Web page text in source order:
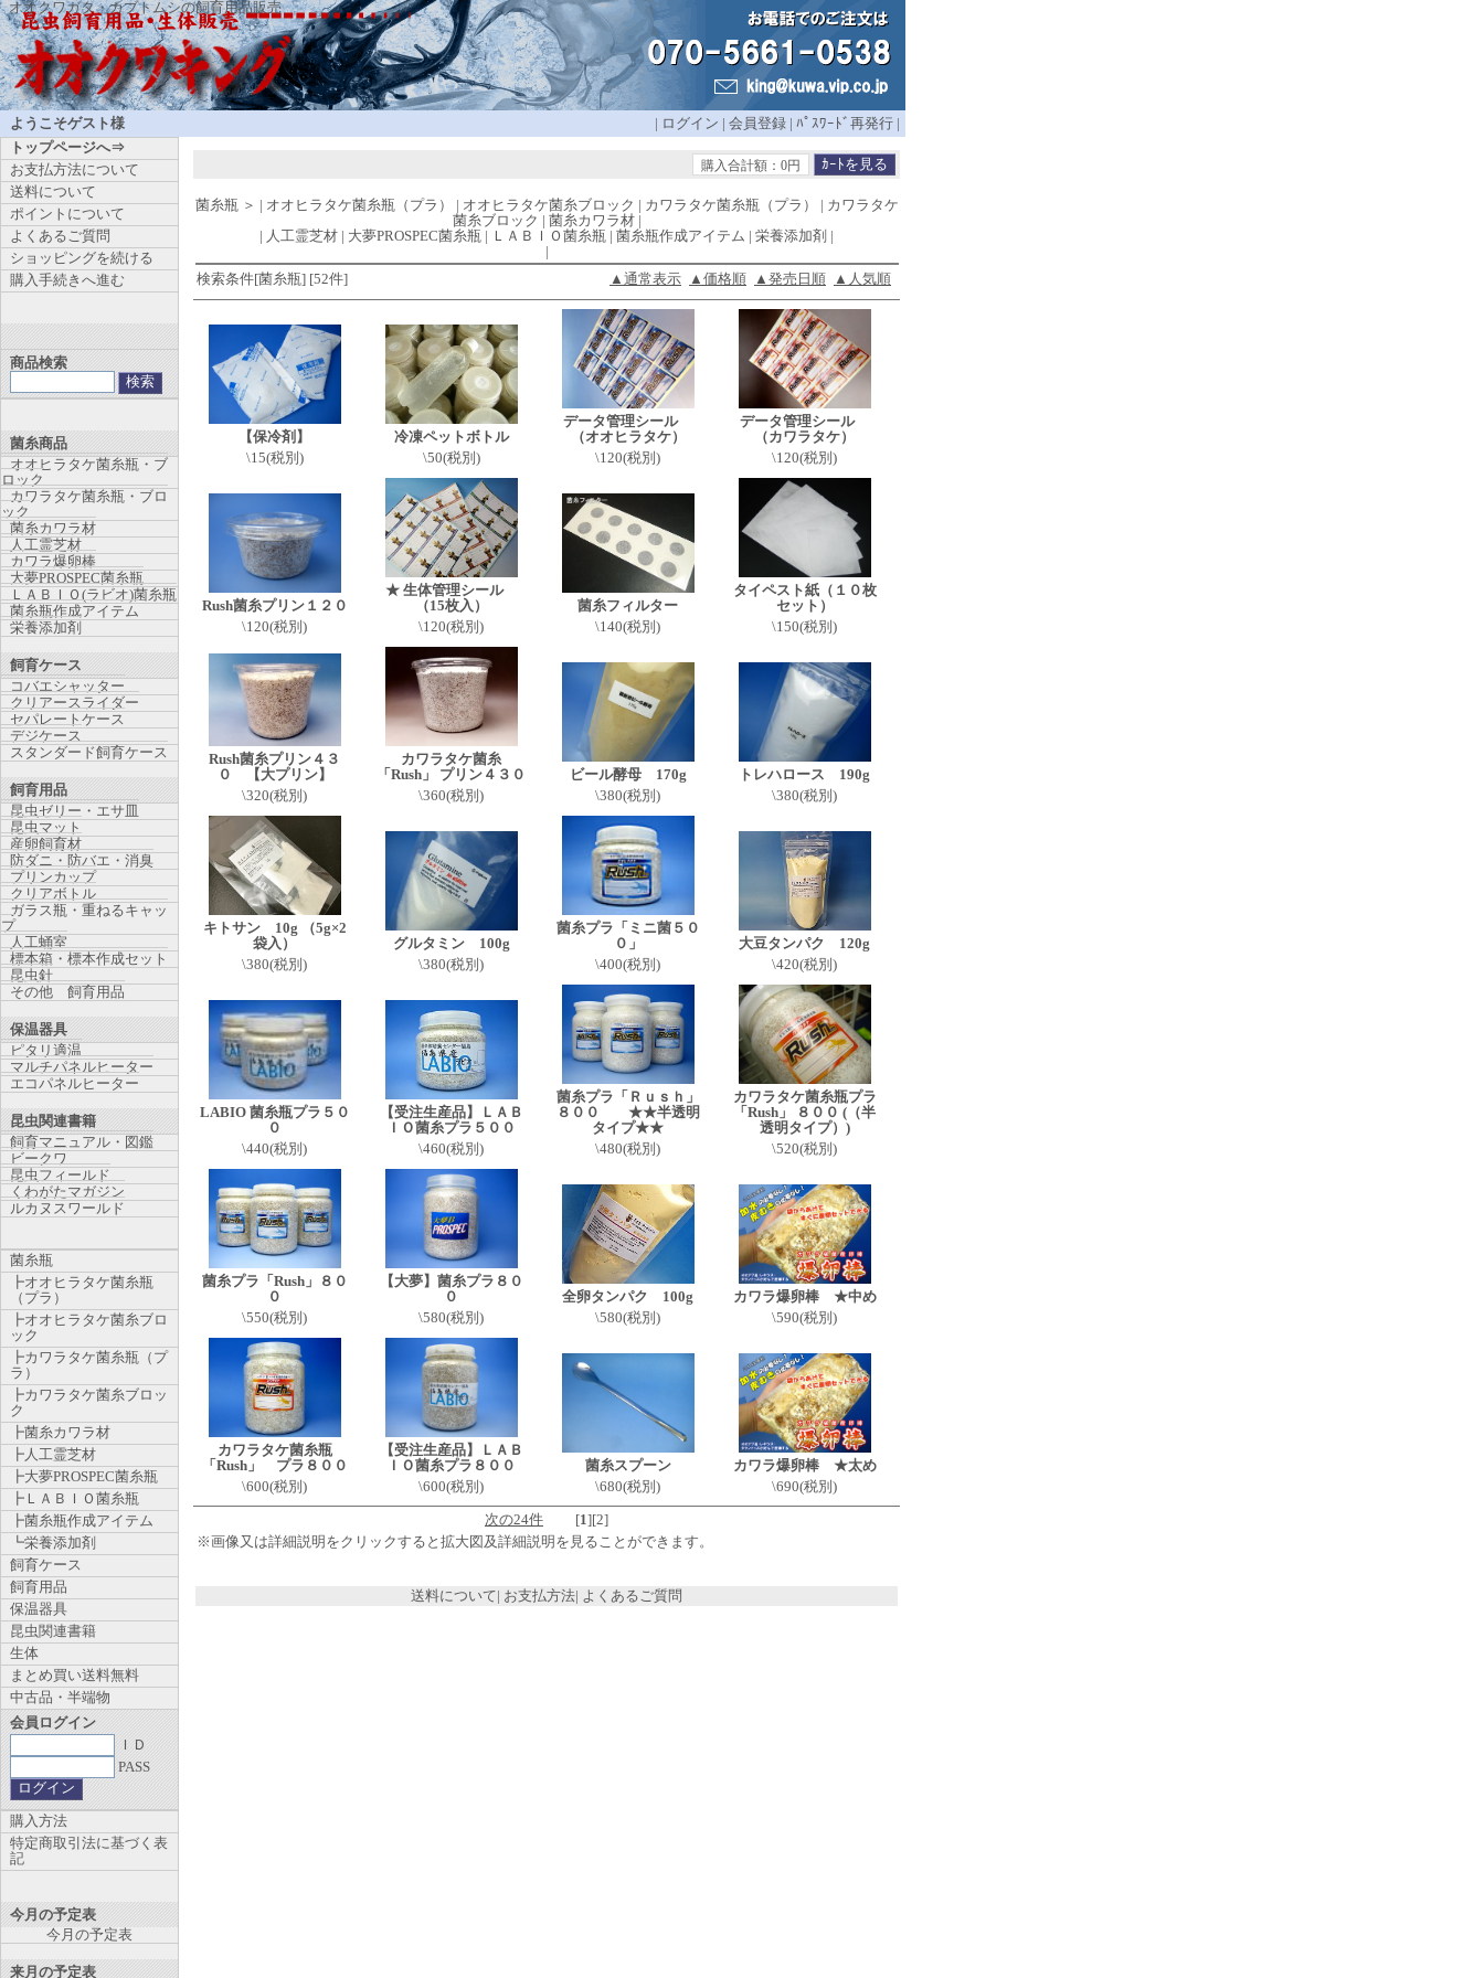
オオクワガタ・カブトムシの飼育用品販売
ようこそゲスト様 | ログイン | 会員登録 | ﾊﾟｽﾜｰﾄﾞ再発行 |
購入合計額：0円
菌糸瓶＞ | オオヒラタケ菌糸瓶（プラ） | オオヒラタケ菌糸ブロック | カワラタケ菌糸瓶（プラ） | カワラタケ
菌糸ブロック | 菌糸カワラ材 |
| 人工霊芝材 | 大夢PROSPEC菌糸瓶 | ＬＡＢＩＯ菌糸瓶 | 菌糸瓶作成アイテム | 栄養添加剤 |
|
検索条件[菌糸瓶] [52件]
▲通常表示 ▲価格順 ▲発売日順 ▲人気順
【保冷剤】
\15(税別)
冷凍ペットボトル
\50(税別)
データ管理シール
（オオヒラタケ）
\120(税別)
データ管理シール
（カワラタケ）
\120(税別)
Rush菌糸プリン１２０
\120(税別)
★ 生体管理シール
（15枚入）
\120(税別)
菌糸フィルター
\140(税別)
タイペスト紙（１０枚
セット）
\150(税別)
Rush菌糸プリン４３
０ 【大プリン】
\320(税別)
カワラタケ菌糸
「Rush」 プリン４３０
\360(税別)
ビール酵母 170g
\380(税別)
トレハロース 190g
\380(税別)
キトサン 10g （5g×2
袋入）
\380(税別)
グルタミン 100g
\380(税別)
菌糸プラ「ミニ菌５０
０」
\400(税別)
大豆タンパク 120g
\420(税別)
LABIO 菌糸瓶プラ５０
０
\440(税別)
【受注生産品】ＬＡＢ
ＩＯ菌糸プラ５００
\460(税別)
菌糸プラ「Ｒｕｓｈ」
８００ ★★半透明
タイプ★★
\480(税別)
カワラタケ菌糸瓶プラ
「Rush」 ８００ (（半
透明タイプ）)
\520(税別)
菌糸プラ「Rush」８０
０
\550(税別)
【大夢】菌糸プラ８０
０
\580(税別)
全卵タンパク 100g
\580(税別)
カワラ爆卵棒 ★中め
\590(税別)
カワラタケ菌糸瓶
「Rush」 プラ８００
\600(税別)
【受注生産品】ＬＡＢ
ＩＯ菌糸プラ８００
\600(税別)
菌糸スプーン
\680(税別)
カワラ爆卵棒 ★太め
\690(税別)
次の24件
[1][2]
※画像又は詳細説明をクリックすると拡大図及詳細説明を見ることができます。
送料について| お支払方法| よくあるご質問
トップページへ⇒
お支払方法について
送料について
ポイントについて
よくあるご質問
ショッピングを続ける
購入手続きへ進む
商品検索
菌糸商品
オオヒラタケ菌糸瓶・ブ
ロック
カワラタケ菌糸瓶・ブロ
ック
菌糸カワラ材
人工霊芝材
カワラ爆卵棒
大夢PROSPEC菌糸瓶
ＬＡＢＩＯ(ラビオ)菌糸瓶
菌糸瓶作成アイテム
栄養添加剤
飼育ケース
コバエシャッター
クリアースライダー
セパレートケース
デジケース
スタンダード飼育ケース
飼育用品
昆虫ゼリー・エサ皿
昆虫マット
産卵飼育材
防ダニ・防バエ・消臭
プリンカップ
クリアボトル
ガラス瓶・重ねるキャッ
プ
人工蛹室
標本箱・標本作成セット
昆虫針
その他 飼育用品
保温器具
ピタリ適温
マルチパネルヒーター
エコパネルヒーター
昆虫関連書籍
飼育マニュアル・図鑑
ビークワ
昆虫フィールド
くわがたマガジン
ルカヌスワールド
菌糸瓶
┣オオヒラタケ菌糸瓶
（プラ）
┣オオヒラタケ菌糸ブロ
ック
┣カワラタケ菌糸瓶（プ
ラ）
┣カワラタケ菌糸ブロッ
ク
┣菌糸カワラ材
┣人工霊芝材
┣大夢PROSPEC菌糸瓶
┣ＬＡＢＩＯ菌糸瓶
┣菌糸瓶作成アイテム
┗栄養添加剤
飼育ケース
飼育用品
保温器具
昆虫関連書籍
生体
まとめ買い送料無料
中古品・半端物
会員ログイン
ＩＤ
PASS
購入方法
特定商取引法に基づく表
記
今月の予定表
今月の予定表
来月の予定表